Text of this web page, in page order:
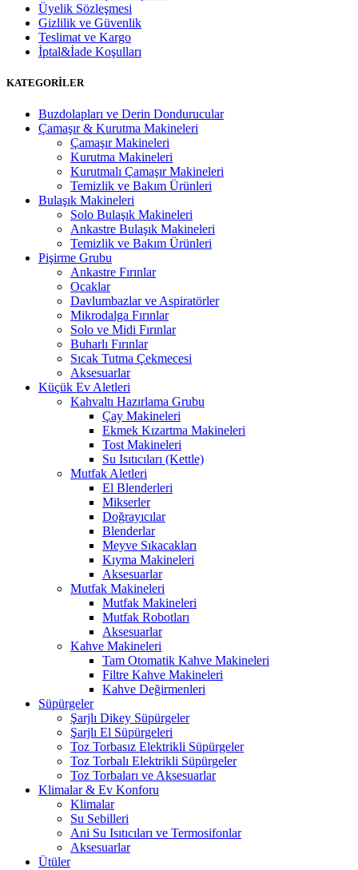
Üyelik Sözleşmesi
Gizlilik ve Güvenlik
Teslimat ve Kargo
İptal&İade Koşulları
KATEGORİLER
Buzdolapları ve Derin Dondurucular
Çamaşır & Kurutma Makineleri
Çamaşır Makineleri
Kurutma Makineleri
Kurutmalı Çamaşır Makineleri
Temizlik ve Bakım Ürünleri
Bulaşık Makineleri
Solo Bulaşık Makineleri
Ankastre Bulaşık Makineleri
Temizlik ve Bakım Ürünleri
Pişirme Grubu
Ankastre Fırınlar
Ocaklar
Davlumbazlar ve Aspiratörler
Mikrodalga Fırınlar
Solo ve Midi Fırınlar
Buharlı Fırınlar
Sıcak Tutma Çekmecesi
Aksesuarlar
Küçük Ev Aletleri
Kahvaltı Hazırlama Grubu
Çay Makineleri
Ekmek Kızartma Makineleri
Tost Makineleri
Su Isıtıcıları (Kettle)
Mutfak Aletleri
El Blenderleri
Mikserler
Doğrayıcılar
Blenderlar
Meyve Sıkacakları
Kıyma Makineleri
Aksesuarlar
Mutfak Makineleri
Mutfak Makineleri
Mutfak Robotları
Aksesuarlar
Kahve Makineleri
Tam Otomatik Kahve Makineleri
Filtre Kahve Makineleri
Kahve Değirmenleri
Süpürgeler
Şarjlı Dikey Süpürgeler
Şarjlı El Süpürgeleri
Toz Torbasız Elektrikli Süpürgeler
Toz Torbalı Elektrikli Süpürgeler
Toz Torbaları ve Aksesuarlar
Klimalar & Ev Konforu
Klimalar
Su Sebilleri
Ani Su Isıtıcıları ve Termosifonlar
Aksesuarlar
Ütüler